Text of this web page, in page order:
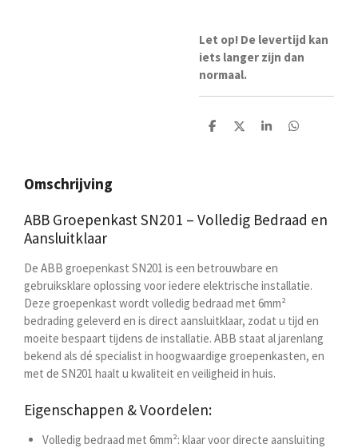
Let op! De levertijd kan
iets langer zijn dan
normaal.
D
D
S
D
Omschrijving
ABB Groepenkast SN201 – Volledig Bedraad en
Aansluitklaar
De ABB groepenkast SN201 is een betrouwbare en
gebruiksklare oplossing voor iedere elektrische installatie.
Deze groepenkast wordt volledig bedraad met 6mm²
bedrading geleverd en is direct aansluitklaar, zodat u tijd en
moeite bespaart tijdens de installatie. ABB staat al jarenlang
bekend als dé specialist in hoogwaardige groepenkasten, en
met de SN201 haalt u kwaliteit en veiligheid in huis.
Eigenschappen & Voordelen:
Volledig bedraad met 6mm²: klaar voor directe aansluiting